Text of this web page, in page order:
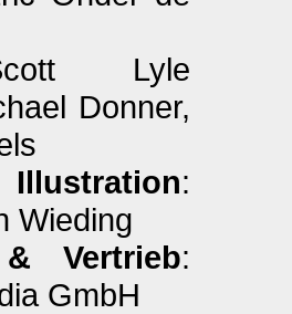
Lyle
Donner,
:
Wieding
Vertrieb:
GmbH